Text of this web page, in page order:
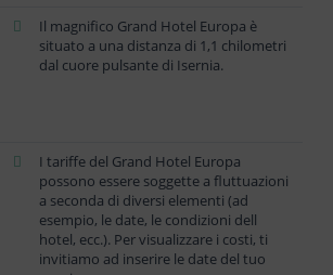
Il magnifico Grand Hotel Europa è
situato a una distanza di 1,1 chilometri
dal cuore pulsante di Isernia.
I tariffe del Grand Hotel Europa
possono essere soggette a fluttuazioni
a seconda di diversi elementi (ad
esempio, le date, le condizioni dell
hotel, ecc.). Per visualizzare i costi, ti
invitiamo ad inserire le date del tuo